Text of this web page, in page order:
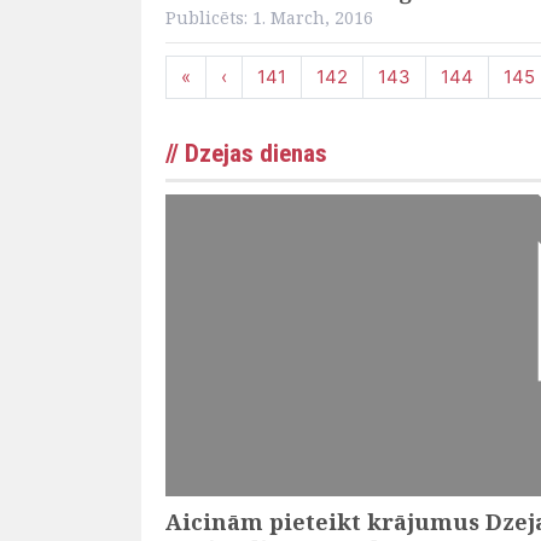
Publicēts: 1. March, 2016
Page navigation
« ‹ Page
141 Page
142 Page
143 Page
144 Page
145
// Dzejas dienas
Aicinām pieteikt krājumus